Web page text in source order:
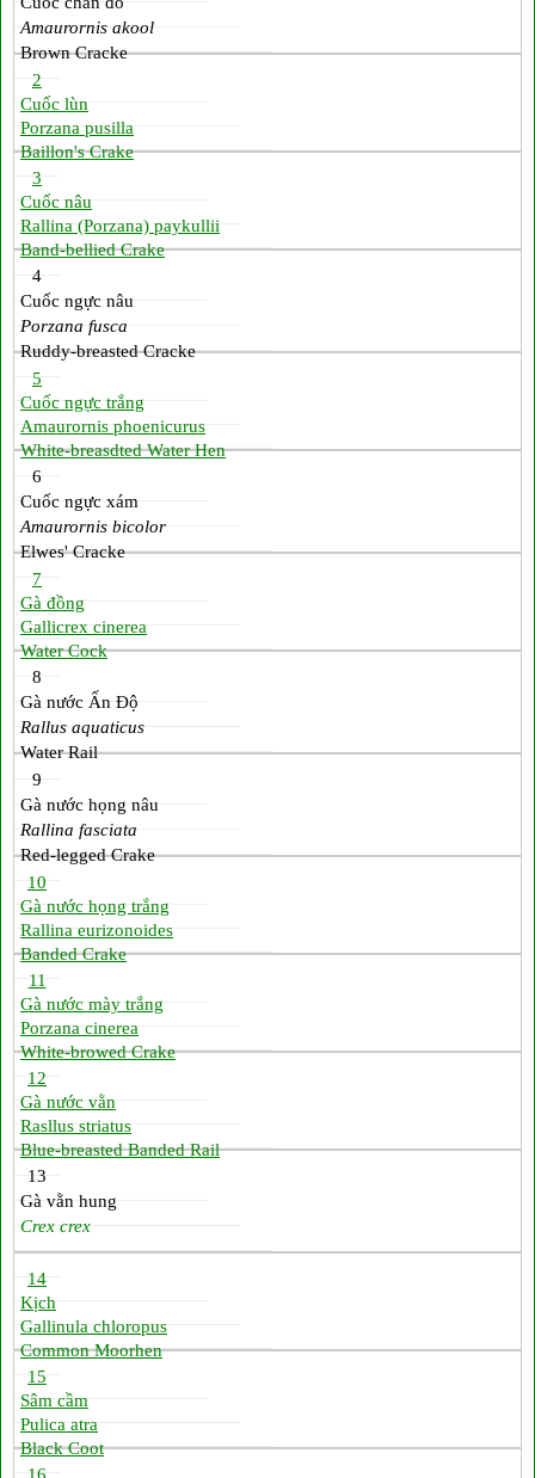
Amaurornis akool
Brown Cracke
2
Cuốc lùn
Porzana pusilla
Baillon's Crake
3
Cuốc nâu
Rallina (Porzana) paykullii
Band-bellied Crake
4
Cuốc ngực nâu
Porzana fusca
Ruddy-breasted Cracke
5
Cuốc ngực trắng
Amaurornis phoenicurus
White-breasdted Water Hen
6
Cuốc ngực xám
Amaurornis bicolor
Elwes' Cracke
7
Gà đồng
Gallicrex cinerea
Water Cock
8
Gà nước Ấn Độ
Rallus aquaticus
Water Rail
9
Gà nước họng nâu
Rallina fasciata
Red-legged Crake
10
Gà nước họng trắng
Rallina eurizonoides
Banded Crake
11
Gà nước mày trắng
Porzana cinerea
White-browed Crake
12
Gà nước vằn
Rasllus striatus
Blue-breasted Banded Rail
13
Gà vằn hung
Crex crex
14
Kịch
Gallinula chloropus
Common Moorhen
15
Sâm cầm
Pulica atra
Black Coot